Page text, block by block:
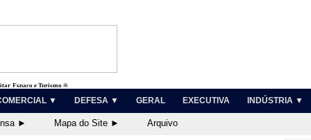
Espaço e Turismo ®
▼ DEFESA ▼ GERAL EXECUTIVA INDÚSTRIA ▼
► Mapa do Site ► Arquivo